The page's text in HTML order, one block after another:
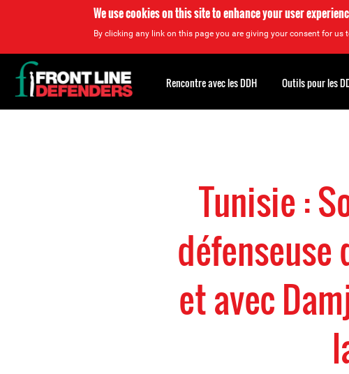
We use cookies on this site to enhance your user
By clicking any link on this page you are giving your consent for us
Tunisie :
et avec
Back
to
top
Rencontre avec les DDH Outils pour les